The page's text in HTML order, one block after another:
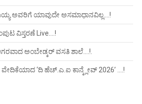
ಅವರಿಗೆ ಯಾವುದೇ ಅಸಮಾಧಾನವಿಲ್ಲ….!
ವಿಸ್ತರಣೆ Live….!
ಅಂಬೇಡ್ಕರ್ ವಸತಿ ಶಾಲೆ….!.
ವೇದಿಕೆಯಾದ ‘ದಿ ಹೆಚ್.ಎ.ಐ ಕಾನ್ಕ್ಲೇವ್ 2026’ ….!